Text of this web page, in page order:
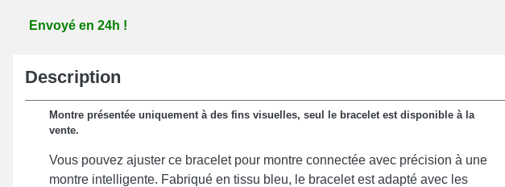
Envoyé en 24h !
Description
Montre présentée uniquement à des fins visuelles, seul le bracelet est disponible à la
vente.
Vous pouvez ajuster ce bracelet pour montre connectée avec précision à une
montre intelligente. Fabriqué en tissu bleu, le bracelet est adapté avec les